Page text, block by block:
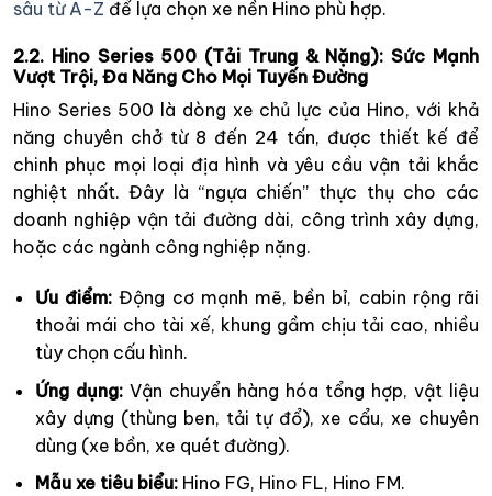
sâu từ A-Z để lựa chọn xe nền Hino phù hợp.
2.2. Hino Series 500 (Tải Trung & Nặng): Sức Mạnh
Vượt Trội, Đa Năng Cho Mọi Tuyến Đường
Hino Series 500 là dòng xe chủ lực của Hino, với khả
năng chuyên chở từ 8 đến 24 tấn, được thiết kế để
chinh phục mọi loại địa hình và yêu cầu vận tải khắc
nghiệt nhất. Đây là “ngựa chiến” thực thụ cho các
doanh nghiệp vận tải đường dài, công trình xây dựng,
hoặc các ngành công nghiệp nặng.
Ưu điểm: Động cơ mạnh mẽ, bền bỉ, cabin rộng rãi
thoải mái cho tài xế, khung gầm chịu tải cao, nhiều
tùy chọn cấu hình.
Ứng dụng: Vận chuyển hàng hóa tổng hợp, vật liệu
xây dựng (thùng ben, tải tự đổ), xe cẩu, xe chuyên
dùng (xe bồn, xe quét đường).
Mẫu xe tiêu biểu: Hino FG, Hino FL, Hino FM.